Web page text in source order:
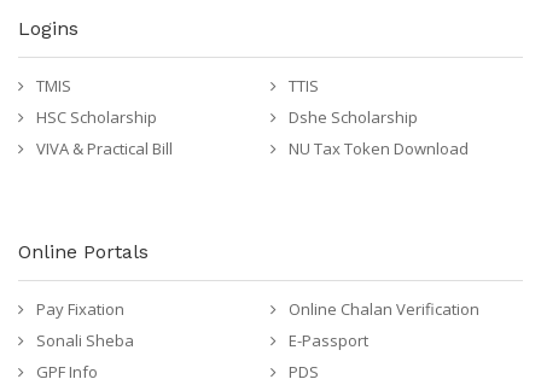
Logins
TMIS
TTIS
HSC Scholarship
Dshe Scholarship
VIVA & Practical Bill
NU Tax Token Download
Online Portals
Pay Fixation
Online Chalan Verification
Sonali Sheba
E-Passport
GPF Info
PDS